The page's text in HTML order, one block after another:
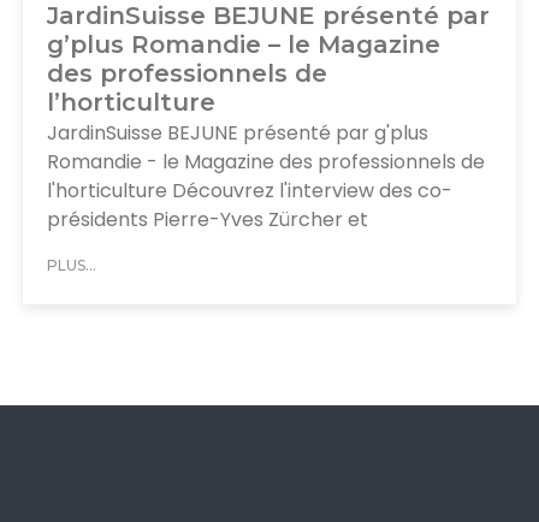
JardinSuisse BEJUNE présenté par
g’plus Romandie – le Magazine
des professionnels de
l’horticulture
JardinSuisse BEJUNE présenté par g'plus
Romandie - le Magazine des professionnels de
l'horticulture Découvrez l'interview des co-
présidents Pierre-Yves Zürcher et
PLUS...